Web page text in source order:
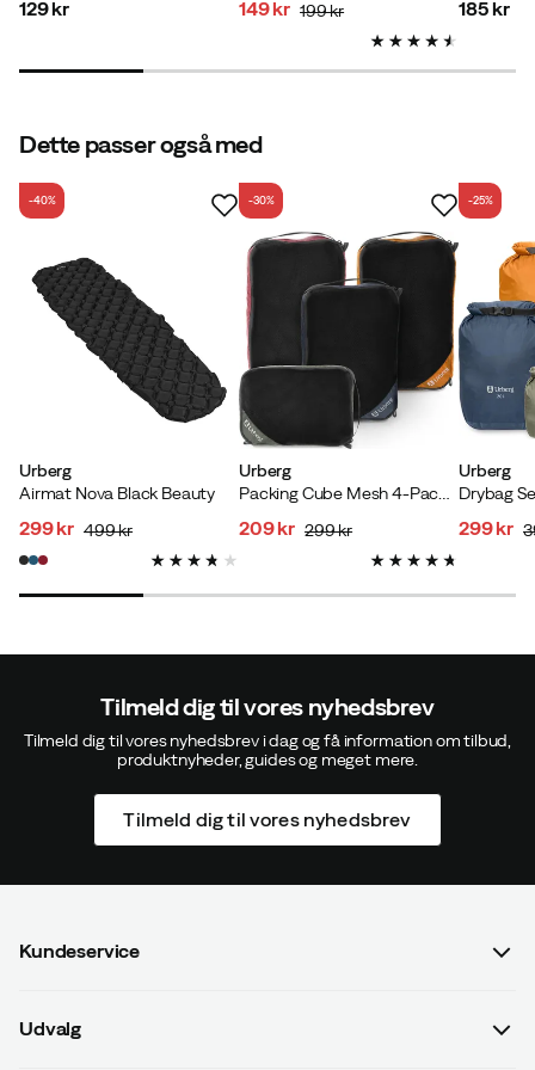
129 kr
149 kr 199 kr 185 kr
Dette passer også med
Urberg
Airmat Nova Black Beauty
-40%
discounted
299 kr
original
499 kr
Urberg
-30%
209 kr 299 kr
Urberg
Drybag
-25%
299 kr
Tilmeld dig til vores nyhedsbrev
Tilmeld dig til vores nyhedsbrev i dag og få information om tilbud,
produktnyheder, guides og meget mere.
Tilmeld dig til vores nyhedsbrev
Kundeservice
Kontakt os
Udvalg